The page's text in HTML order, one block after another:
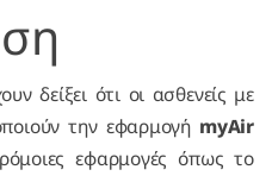
δείξει ότι οι ασθενείς με
την εφαρμογή myAir
εφαρμογές όπως το